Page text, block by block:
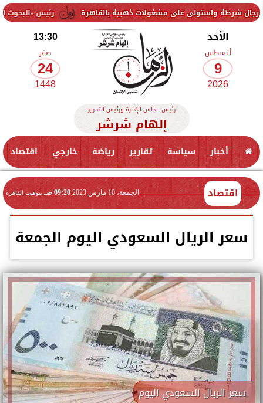
رئيس «البحوث الزراعية» يتفقد على مشغولات ذهبية بالقاهرة
الأحد
أغسطس
9
2026
13:30
صفر
24
1448
رئيس مجلس الإدارة ورئيس التحرير
إلهام شرشر
أخبار سياسة تقارير رياضة خارجي اقتصاد
اقتصاد الجمعة، 10 مارس 2023 09:20 صـ بتوقيت القاهرة
سعر الريال السعودي اليوم الجمعة
سعر الريال السعودي اليوم